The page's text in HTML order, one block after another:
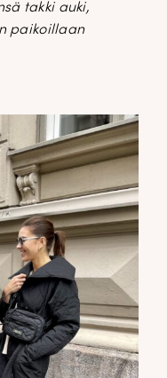
takki auki,
paikoillaan